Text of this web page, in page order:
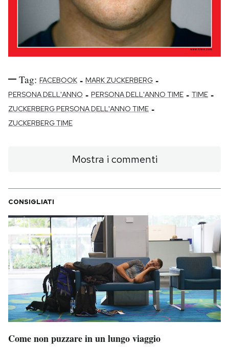
Tag: FACEBOOK - MARK ZUCKERBERG -
PERSONA DELL'ANNO - PERSONA DELL'ANNO TIME - TIME -
ZUCKERBERG PERSONA DELL'ANNO TIME -
ZUCKERBERG TIME
Mostra i commenti
CONSIGLIATI
Come non puzzare in un lungo viaggio